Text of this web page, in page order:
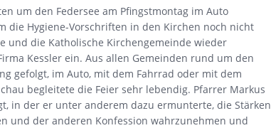
um den Federsee am Pfingstmontag im Auto
die Hygiene-Vorschriften in den Kirchen noch nicht
und die Katholische Kirchengemeinde wieder
Kessler ein. Aus allen Gemeinden rund um den
gefolgt, im Auto, mit dem Fahrrad oder mit dem
begleitete die Feier sehr lebendig. Pfarrer Markus
in der er unter anderem dazu ermunterte, die Stärken
und der anderen Konfession wahrzunehmen und